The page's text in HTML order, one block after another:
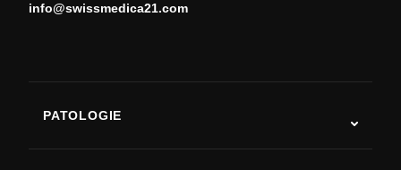
info@swissmedica21.com
PATOLOGIE